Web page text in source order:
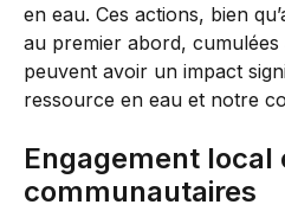
en eau. Ces actions, bien
au premier abord, cumulées
peuvent avoir un impact
ressource en eau et notre
Engagement local
communautaires